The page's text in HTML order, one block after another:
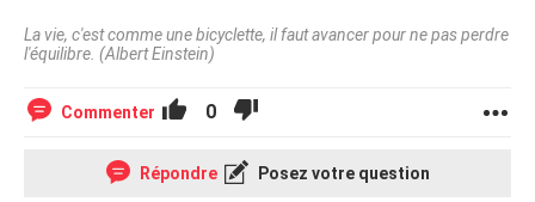
La vie, c'est comme une bicyclette, il faut avancer pour ne pas perdre
l'équilibre. (Albert Einstein)
Commenter 0
Répondre Posez votre question